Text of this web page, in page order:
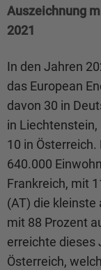
Auszeichnung
2021
In den Jahren
das European
davon 30 in
in Liechtenstein,
10 in
640.000
Frankreich, mit
(AT) die
mit 88 Prozent
erreichte dieses
Österreich,